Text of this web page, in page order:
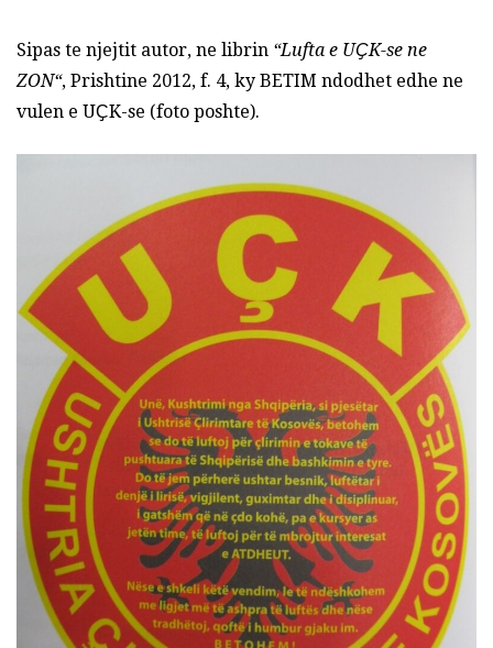
Sipas te njejtit autor, ne librin “Lufta e UҪK-se ne
ZON“, Prishtine 2012, f. 4, ky BETIM ndodhet edhe ne
vulen e UҪK-se (foto poshte).